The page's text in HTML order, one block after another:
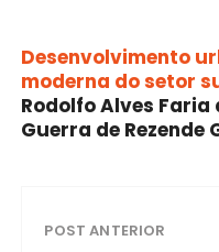
Desenvolvimento
moderna do setor
Rodolfo Alves Faria
Guerra de Rezende
POST ANTERIOR